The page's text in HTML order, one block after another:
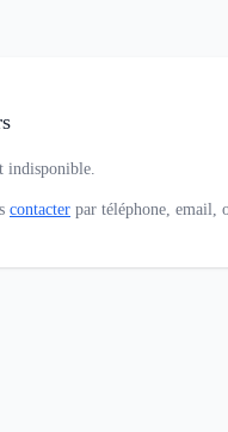
indisponible.
contacter par téléphone, email,